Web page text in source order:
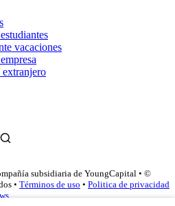
vacaciones
extranjero
subsidiaria de YoungCapital • ©
• Términos de uso • Politica de privacidad